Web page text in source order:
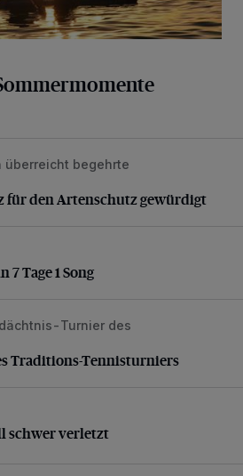
den Artenschutz gewürdigt
überreicht begehrte
für den Artenschutz gewürdigt
7 Tage 1 Song
7 Tage 1 Song
Traditions-Tennisturniers
Turnier des
Traditions-Tennisturniers
verletzt
schwer verletzt